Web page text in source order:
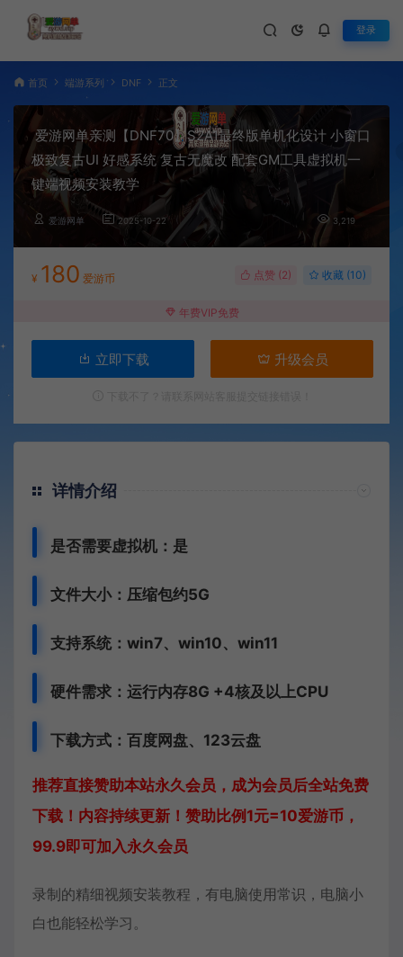
登录
首页 端游系列 DNF 正文
爱游网单亲测【DNF70】S2A1最终版单机化设计 小窗口
极致复古UI 好感系统 复古无魔改 配套GM工具虚拟机一
键端视频安装教学
爱游网单 2025-10-22 3,219
¥ 180 爱游币 点赞 (2) 收藏 (10)
年费VIP免费
立即下载 升级会员
详情介绍
是否需要虚拟机：是
文件大小：压缩包约5G
支持系统：win7、win10、win11
硬件需求：运行内存8G +4核及以上CPU
下载方式： 百度网盘、 123云盘
推荐直接赞助本站永久会员，成为会员后全站免费
下载！内容持续更新！赞助比例1元=10爱游币，
99.9即可加入永久会员
录制的精细视频安装教程，有电脑使用常识，电脑小
白也能轻松学习。